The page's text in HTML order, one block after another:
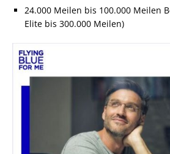
24.000 Meilen bis 100.000 Meilen
Elite bis 300.000 Meilen)